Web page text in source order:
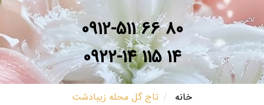
0912-511 66 80
0922-14 115 14
خانه
تاج گل محله زیبادشت